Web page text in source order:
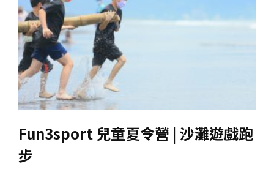
Fun3sport 兒童夏令營 | 沙灘遊戲跑
步